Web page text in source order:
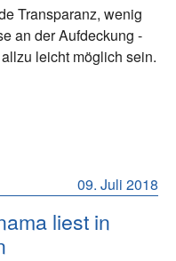
Transparanz, wenig
an der Aufdeckung -
leicht möglich sein.
09. Juli 2018
liest in